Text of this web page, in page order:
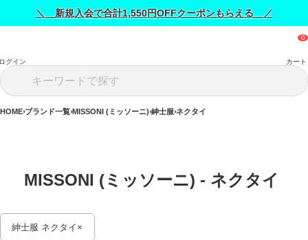
＼ 新規入会で合計1,550円OFFクーポンもらえる ／
グイン カート
HOME ブランド一覧 MISSONI (ミッソーニ) 紳士服 ネクタイ
MISSONI (ミッソーニ) - ネクタイ
紳士服 ネクタイ